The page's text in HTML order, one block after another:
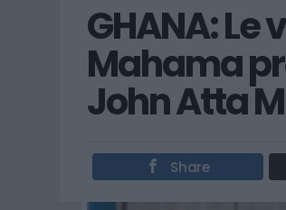
GHANA:
Mahama
John Atta
Share